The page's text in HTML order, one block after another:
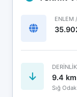
ENLEM
DERINLIK
9.4 km
Sığ Odak